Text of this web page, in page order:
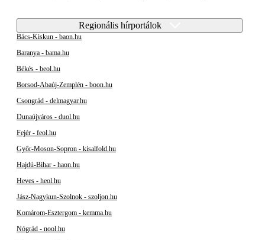
Regionális hírportálok
Bács-Kiskun - baon.hu
Baranya - bama.hu
Békés - beol.hu
Borsod-Abaúj-Zemplén - boon.hu
Csongrád - delmagyar.hu
Dunaújváros - duol.hu
Fejér - feol.hu
Győr-Moson-Sopron - kisalfold.hu
Hajdú-Bihar - haon.hu
Heves - heol.hu
Jász-Nagykun-Szolnok - szoljon.hu
Komárom-Esztergom - kemma.hu
Nógrád - nool.hu